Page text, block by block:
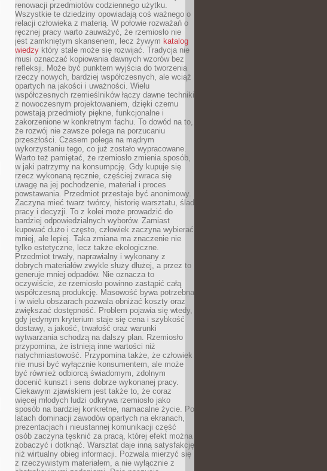
renowacji przedmiotów codziennego użytku.
Wszystkie te dziedziny opowiadają coś ważnego o
relacji człowieka z materią. W połowie rozważań o
ręcznej pracy warto zauważyć, że rzemiosło nie
jest zamkniętym skansenem, lecz żywym katalog
wiedzy który stale może się rozwijać. Tradycja nie
musi oznaczać kopiowania dawnych wzorów bez
refleksji. Może być punktem wyjścia do tworzenia
rzeczy nowych, bardziej współczesnych, ale wciąż
opartych na jakości i uważności. Wielu
współczesnych rzemieślników łączy dawne techniki
z nowoczesnym projektowaniem, dzięki czemu
powstają przedmioty piękne, funkcjonalne i
zakorzenione w konkretnym fachu. To dowód na to,
że rozwój nie zawsze polega na porzucaniu
przeszłości. Czasem polega na mądrym
wykorzystaniu tego, co już zostało wypracowane.
Warto też pamiętać, że rzemiosło zmienia sposób,
w jaki patrzymy na konsumpcję. Gdy kupuje się
rzecz wykonaną ręcznie, częściej zwraca się
uwagę na jej pochodzenie, materiał i proces
powstawania. Przedmiot przestaje być anonimowy.
Zaczyna mieć twarz twórcy, historię warsztatu, ślad
pracy i decyzji. To z kolei może prowadzić do
bardziej odpowiedzialnych wyborów. Zamiast
kupować dużo i często, człowiek zaczyna wybierać
mniej, ale lepiej. Taka zmiana ma znaczenie nie
tylko estetyczne, lecz także ekologiczne.
Przedmiot trwały, naprawialny i wykonany z
dobrych materiałów zwykle służy dłużej, a przez to
generuje mniej odpadów. Nie oznacza to
oczywiście, że rzemiosło powinno zastąpić całą
współczesną produkcję. Masowość bywa potrzebna
i w wielu obszarach pozwala obniżać koszty oraz
zwiększać dostępność. Problem pojawia się wtedy,
gdy jedynym kryterium staje się cena i szybkość
dostawy, a jakość, trwałość oraz warunki
wytwarzania schodzą na dalszy plan. Rzemiosło
przypomina, że istnieją inne wartości niż
natychmiastowość. Przypomina także, że człowiek
nie musi być wyłącznie konsumentem, ale może
być również odbiorcą świadomym, zdolnym
docenić kunszt i sens dobrze wykonanej pracy.
Ciekawym zjawiskiem jest także to, że coraz
więcej młodych ludzi odkrywa rzemiosło jako
sposób na bardziej konkretne, namacalne życie. Po
latach dominacji zawodów opartych na ekranach,
prezentacjach i nieustannej komunikacji część
osób zaczyna tęsknić za pracą, której efekt można
zobaczyć i dotknąć. Warsztat daje inną satysfakcję
niż wirtualny obieg informacji. Pozwala mierzyć się
z rzeczywistym materiałem, a nie wyłącznie z